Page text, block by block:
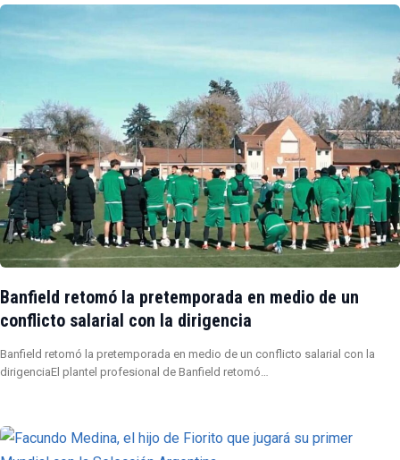
Banfield retomó la pretemporada en medio de un
conflicto salarial con la dirigencia
Banfield retomó la pretemporada en medio de un conflicto salarial con la
dirigenciaEl plantel profesional de Banfield retomó…